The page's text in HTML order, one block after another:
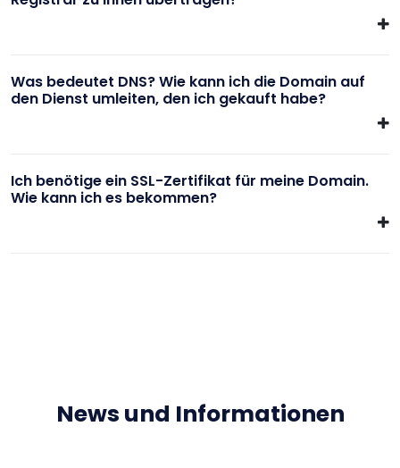
Was bedeutet DNS? Wie kann ich die Domain auf
den Dienst umleiten, den ich gekauft habe?
Ich benötige ein SSL-Zertifikat für meine Domain.
Wie kann ich es bekommen?
News und Informationen